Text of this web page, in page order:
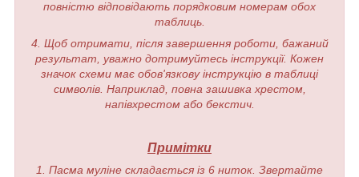
повністю відповідають порядковим номерам обох
таблиць.
4. Щоб отримати, після завершення роботи, бажаний
результат, уважно дотримуйтесь інструкції. Кожен
значок схеми має обов'язкову інструкцію в таблиці
символів. Наприклад, повна зашивка хрестом,
напівхрестом або бекстич.
Примітки
1. Пасма муліне складається із 6 ниток. Звертайте